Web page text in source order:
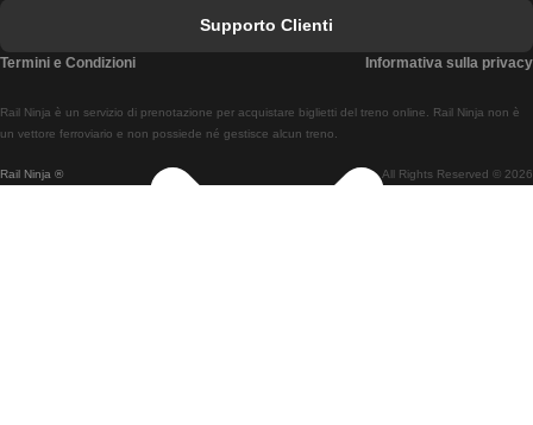
Treni Da Lisbon A Braga
Treni Da Braga A Lisbona
Rail Ninja ® All Rights Reserved © 2026
Rail Ninja è un servizio di prenotazione per acquistare biglietti del treno online. Rail Ninja non è
un vettore ferroviario e non possiede né gestisce alcun treno.
Supporto Clienti
Termini e Condizioni Informativa sulla privacy